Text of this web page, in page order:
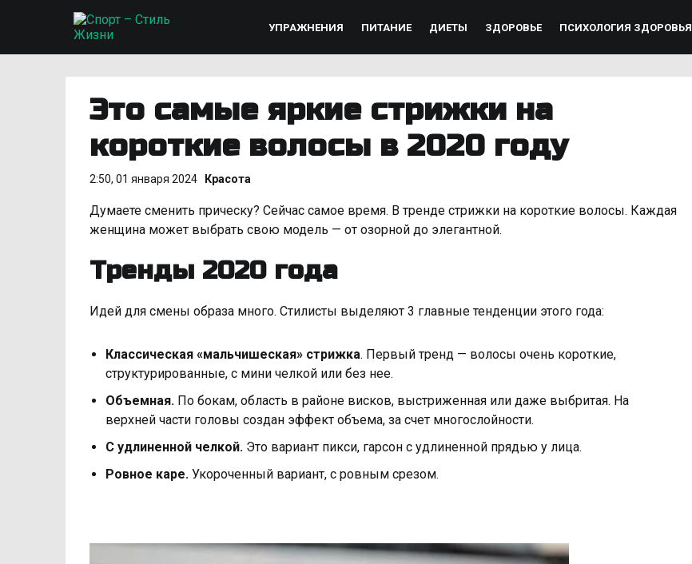
УПРАЖНЕНИЯ ПИТАНИЕ ДИЕТЫ ЗДОРОВЬЕ ПСИХОЛОГИЯ ЗДОРОВЬЯ
Это самые яркие стрижки на
короткие волосы в 2020 году
2:50, 01 января 2024 Красота
Думаете сменить прическу? Сейчас самое время. В тренде стрижки на короткие волосы. Каждая
женщина может выбрать свою модель — от озорной до элегантной.
Тренды 2020 года
Идей для смены образа много. Стилисты выделяют 3 главные тенденции этого года:
Классическая «мальчишеская» стрижка. Первый тренд — волосы очень короткие,
структурированные, с мини челкой или без нее.
Объемная. По бокам, область в районе висков, выстриженная или даже выбритая. На
верхней части головы создан эффект объема, за счет многослойности.
С удлиненной челкой. Это вариант пикси, гарсон с удлиненной прядью у лица.
Ровное каре. Укороченный вариант, с ровным срезом.